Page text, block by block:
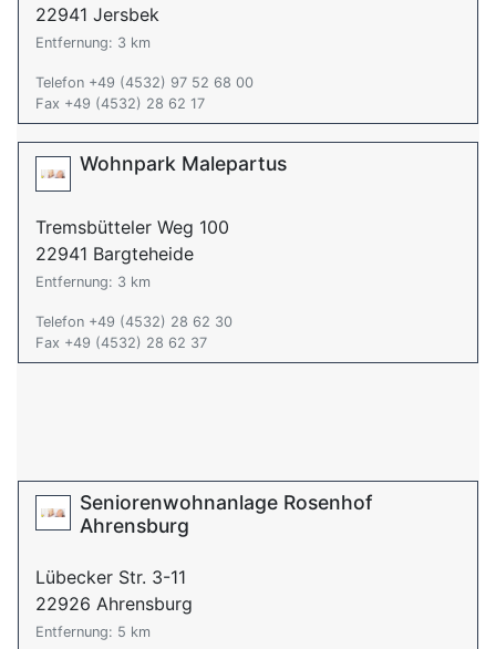
22941 Jersbek
Entfernung: 3 km
Telefon +49 (4532) 97 52 68 00
Fax +49 (4532) 28 62 17
Wohnpark Malepartus
Tremsbütteler Weg 100
22941 Bargteheide
Entfernung: 3 km
Telefon +49 (4532) 28 62 30
Fax +49 (4532) 28 62 37
Seniorenwohnanlage Rosenhof
Ahrensburg
Lübecker Str. 3-11
22926 Ahrensburg
Entfernung: 5 km